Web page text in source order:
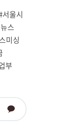
서울시
스
미싱
부
카